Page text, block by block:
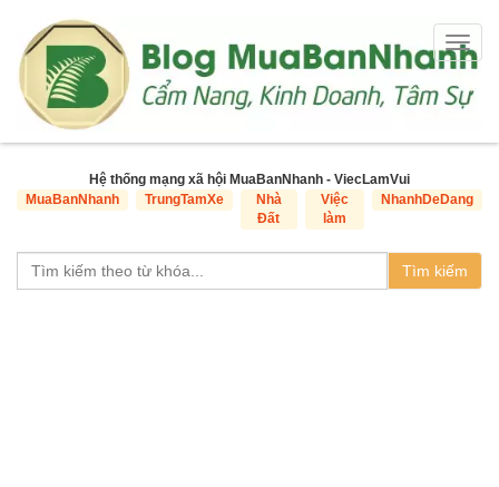
Hệ thống mạng xã hội MuaBanNhanh - ViecLamVui
MuaBanNhanh
TrungTamXe
Nhà
Đất
Việc
làm
NhanhDeDang
Tìm kiếm